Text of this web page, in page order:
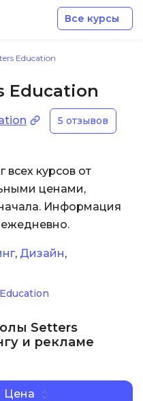
Все курсы
Education
Education
5 отзывов
всех курсов от
ценами,
Информация
ежедневно.
, Дизайн,
Setters
и рекламе
Цена